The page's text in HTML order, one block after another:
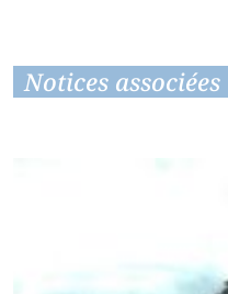
Notices associées